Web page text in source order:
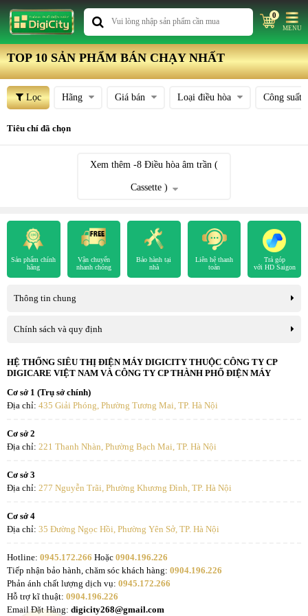
0
MENU
TOP 10 SẢN PHẨM BÁN CHẠY NHẤT
Lọc Hãng Giá bán Loại điều hòa Công suất
Tiêu chí đã chọn
Xem thêm -8 Điều hòa âm trần (
Cassette )
Sản phẩm chính
hãng
Vận chuyển
nhanh chóng
Bảo hành tại
nhà
Liên hệ thanh
toán
Trả góp
với HD Saigon
Thông tin chung
Chính sách và quy định
HỆ THỐNG SIÊU THỊ ĐIỆN MÁY DIGICITY THUỘC CÔNG TY CP
DIGICARE VIỆT NAM VÀ CÔNG TY CP THÀNH PHỐ ĐIỆN MÁY
Cơ sở 1 (Trụ sở chính)
Địa chỉ: 435 Giải Phóng, Phường Tương Mai, TP. Hà Nội
Cơ sở 2
Địa chỉ: 221 Thanh Nhàn, Phường Bạch Mai, TP. Hà Nội
Cơ sở 3
Địa chỉ: 277 Nguyễn Trãi, Phường Khương Đình, TP. Hà Nội
Cơ sở 4
Địa chỉ: 35 Đường Ngọc Hồi, Phường Yên Sở, TP. Hà Nội
Hotline: 0945.172.266 Hoặc 0904.196.226
Tiếp nhận bảo hành, chăm sóc khách hàng: 0904.196.226
Phản ánh chất lượng dịch vụ: 0945.172.266
Hỗ trợ kĩ thuật: 0904.196.226
Email Đặt Hàng: digicity268@gmail.com